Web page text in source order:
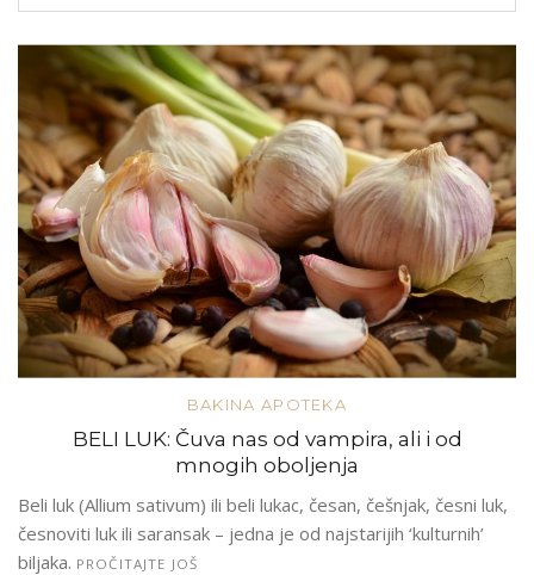
BAKINA APOTEKA
BELI LUK: Čuva nas od vampira, ali i od
mnogih oboljenja
Beli luk (Allium sativum) ili beli lukac, česan, češnjak, česni luk,
česnoviti luk ili saransak – jedna je od najstarijih ‘kulturnih’
biljaka. PROČITAJTE JOŠ